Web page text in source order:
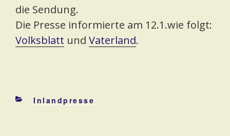
die Sendung.
Die Presse informierte am 12.1.wie folgt:
Volksblatt und Vaterland.
Kategorien
Inlandpresse